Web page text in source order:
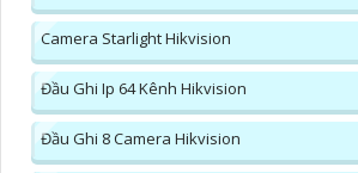
Camera Starlight Hikvision
Đầu Ghi Ip 64 Kênh Hikvision
Đầu Ghi 8 Camera Hikvision